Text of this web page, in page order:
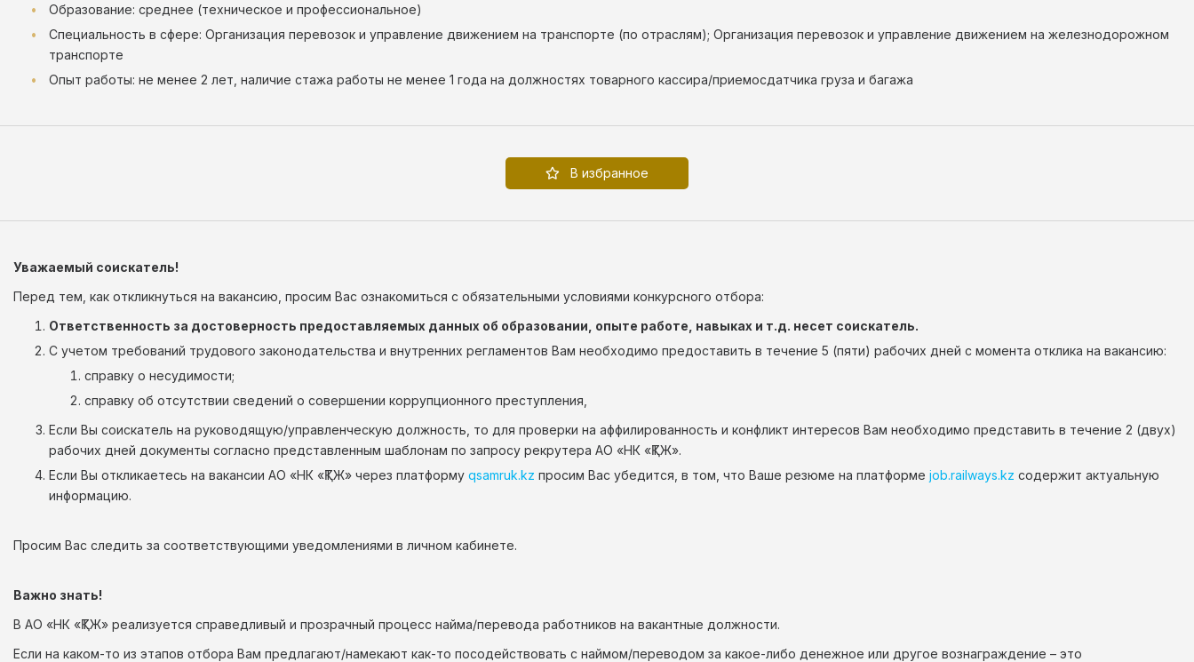
Образование: среднее (техническое и профессиональное)
Специальность в сфере: Организация перевозок и управление движением на транспорте (по отраслям); Организация перевозок и управление движением на железнодорожном
транспорте
Опыт работы: не менее 2 лет, наличие стажа работы не менее 1 года на должностях товарного кассира/приемосдатчика груза и багажа
В избранное
Уважаемый соискатель!
Перед тем, как откликнуться на вакансию, просим Вас ознакомиться с обязательными условиями конкурсного отбора:
Ответственность за достоверность предоставляемых данных об образовании, опыте работе, навыках и т.д. несет соискатель.
С учетом требований трудового законодательства и внутренних регламентов Вам необходимо предоставить в течение 5 (пяти) рабочих дней с момента отклика на вакансию:
справку о несудимости;
справку об отсутствии сведений о совершении коррупционного преступления,
Если Вы соискатель на руководящую/управленческую должность, то для проверки на аффилированность и конфликт интересов Вам необходимо представить в течение 2 (двух)
рабочих дней документы согласно представленным шаблонам по запросу рекрутера АО «НК «ҚТЖ».
Если Вы откликаетесь на вакансии АО «НК «ҚТЖ» через платформу qsamruk.kz просим Вас убедится, в том, что Ваше резюме на платформе job.railways.kz содержит актуальную
информацию.
Просим Вас следить за соответствующими уведомлениями в личном кабинете.
Важно знать!
В АО «НК «ҚТЖ» реализуется справедливый и прозрачный процесс найма/перевода работников на вакантные должности.
Если на каком-то из этапов отбора Вам предлагают/намекают как-то посодействовать с наймом/переводом за какое-либо денежное или другое вознаграждение – это